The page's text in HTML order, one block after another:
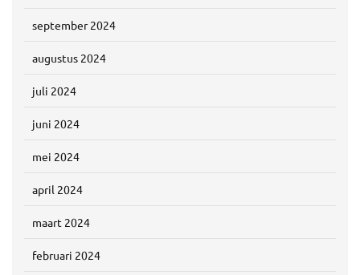
september 2024
augustus 2024
juli 2024
juni 2024
mei 2024
april 2024
maart 2024
februari 2024